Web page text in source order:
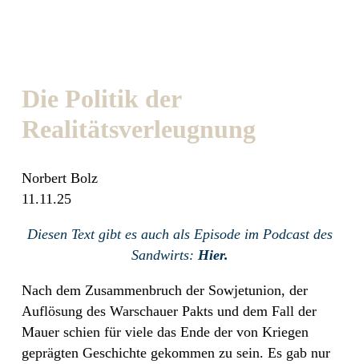
Die Politik der
Realitätsverleugnung
Norbert Bolz
11.11.25
Diesen Text gibt es auch als Episode im Podcast des
Sandwirts: Hier.
Nach dem Zusammenbruch der Sowjetunion, der
Auflösung des Warschauer Pakts und dem Fall der
Mauer schien für viele das Ende der von Kriegen
geprägten Geschichte gekommen zu sein. Es gab nur